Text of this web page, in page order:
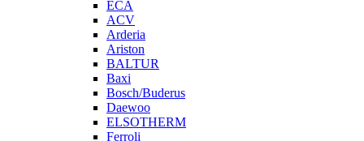
ECA
ACV
Arderia
Ariston
BALTUR
Baxi
Bosch/Buderus
Daewoo
ELSOTHERM
Ferroli